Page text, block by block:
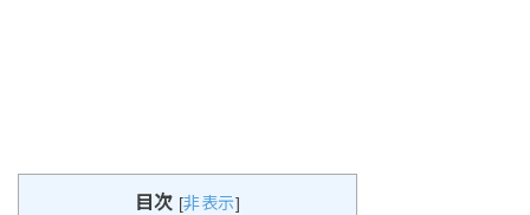
目次 [非表示]